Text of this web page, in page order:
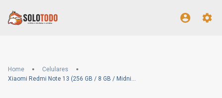
Home
Celulares
Xiaomi Redmi Note 13 (256 GB / 8 GB / Midnight Black) [54670]